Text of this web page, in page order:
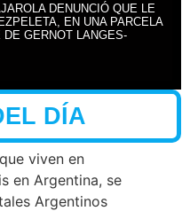
DENUNCIÓ QUE LE
EN UNA PARCELA
DE GERNOT LANGES-
DÍA
viven en
en Argentina, se
Argentinos